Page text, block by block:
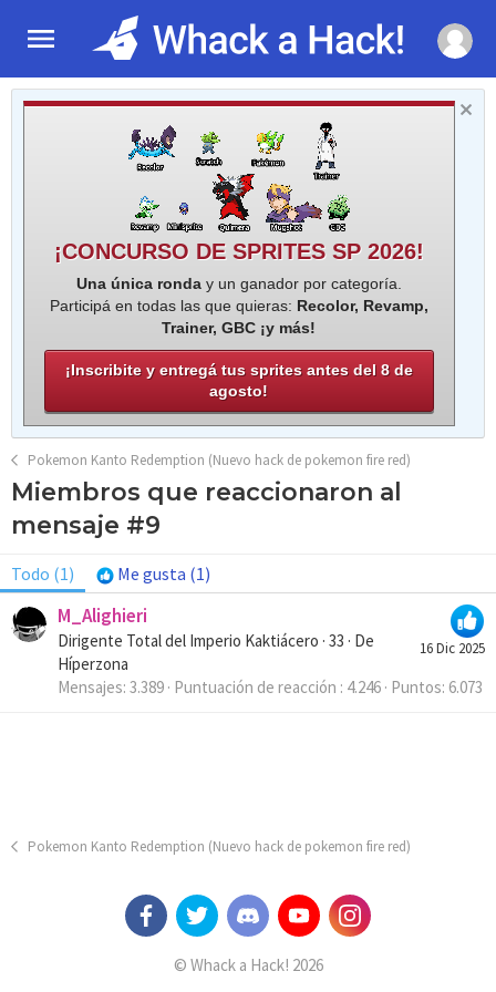
¡CONCURSO DE SPRITES SP 2026!
Una única ronday un ganador por categoría.
Participá en todas las que quieras: Recolor, Revamp,
Trainer, GBC ¡y más!
¡Inscribite y entregá tus sprites antes del 8 de
agosto!
Pokemon Kanto Redemption (Nuevo hack de pokemon fire red)
Miembros que reaccionaron al
mensaje #9
Todo (1) Me gusta (1)
16 Dic 2025
M_Alighieri
Dirigente Total del Imperio Kaktiácero · 33 · De
Híperzona
Mensajes 3.389 Puntuación de reacción 4.246 Puntos 6.073
Pokemon Kanto Redemption (Nuevo hack de pokemon fire red)
© Whack a Hack! 2026